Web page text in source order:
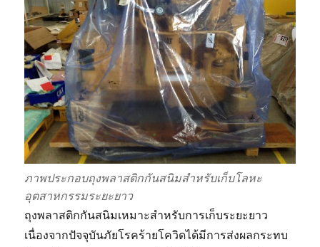
ได้
ดี
กว่า
ภาพประกอบถุงพลาสติกกันสนิมสำหรับเก็บโลหะ
อุตสาหกรรมระยะยาว
ถุงพลาสติกกันสนิมเหมาะสำหรับการเก็บระยะยาว
เนื่องจากปัจจุบันภัยโรคร้ายโควิดได้มีการส่งผลกระทบ